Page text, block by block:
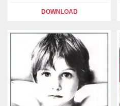
DOWNLOAD